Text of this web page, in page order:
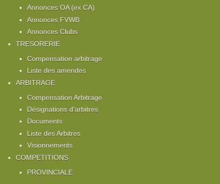
Annonces OA (ex CA)
Annonces FVWB
Annonces Clubs
TRESORERIE
Compensation arbitrage
Liste des amendes
ARBITRAGE
Compensation Arbitrage
Désignations d'arbitres
Documents
Liste des Arbitres
Visionnements
COMPETITIONS
PROVINCIALE